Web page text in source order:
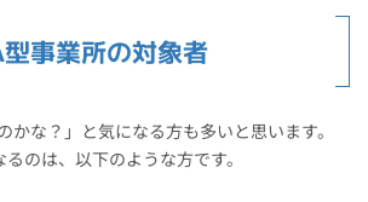
事業所の対象者
かな？」と気になる方も多いと思います。
のは、以下のような方です。